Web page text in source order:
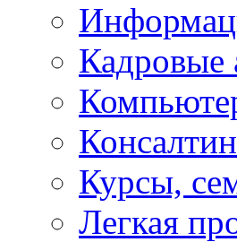
Кадровые
Курсы,
Легкая